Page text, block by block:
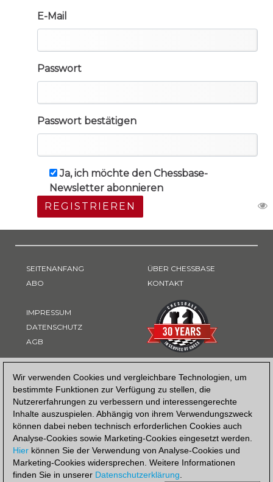
Wir verwenden Cookies und vergleichbare Technologien, um
bestimmte Funktionen zur Verfügung zu stellen, die
Nutzererfahrungen zu verbessern und interessengerechte
Inhalte auszuspielen. Abhängig von ihrem Verwendungszweck
können dabei neben technisch erforderlichen Cookies auch
Analyse-Cookies sowie Marketing-Cookies eingesetzt werden.
Hier können Sie der Verwendung von Analyse-Cookies und
Marketing-Cookies widersprechen. Weitere Informationen
finden Sie in unserer Datenschutzerklärung.
E-Mail
Passwort
Passwort bestätigen
Ja, ich möchte den Chessbase-
Newsletter abonnieren
REGISTRIEREN
SEITENANFANG
ABO
IMPRESSUM
DATENSCHUTZ
AGB
ÜBER CHESSBASE
KONTAKT
ZAHLUNGSART